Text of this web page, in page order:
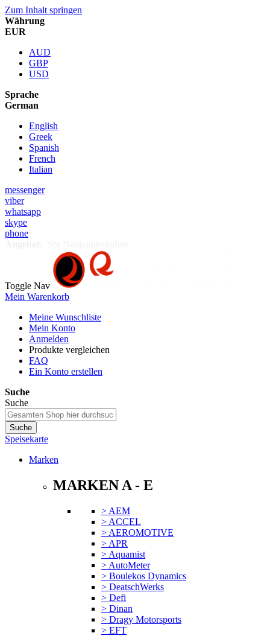
Zum Inhalt springen
Währung
EUR
AUD
GBP
USD
Sprache
German
English
Greek
Spanish
French
Italian
messenger
viber
whatsapp
skype
phone
Toggle Nav
Mein Warenkorb
Meine Wunschliste
Mein Konto
Anmelden
Produkte vergleichen
FAQ
Ein Konto erstellen
Suche
Suche
Suche
Speisekarte
Marken
MARKEN A - E
> AEM
> ACCEL
> AEROMOTIVE
> APR
> Aquamist
> AutoMeter
> Boulekos Dynamics
> DeatschWerks
> Defi
> Dinan
> Dragy Motorsports
> EFT